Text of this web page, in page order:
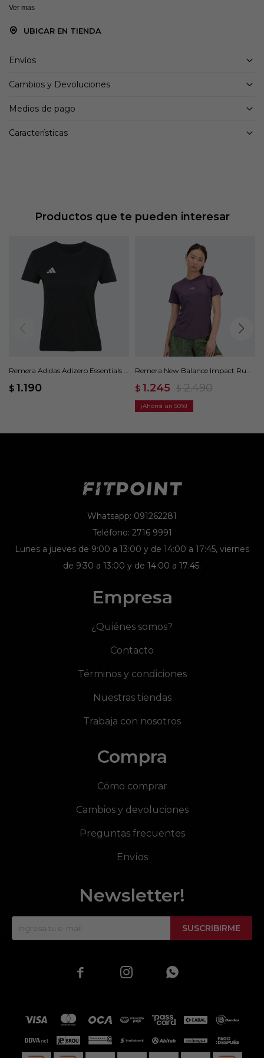
Ver mas
UBICAR EN TIENDA
Envíos
Cambios y Devoluciones
Medios de pago
Características
Productos que te pueden interesar
Remera Adidas Adizero Essentials -
$ 1.190
Remera New Balance Impact Run
$ 1.245 $ 2.490
50
Whatsapp: 091262281
Teléfono: 2716 9991
Lunes a jueves de 9:00 a 13:00 y de 14:00 a 17:45, viernes
de 9:30 a 13:00 y de 14:00 a 17:45.
Empresa
¿Quiénes somos?
Contacto
Términos y condiciones
Nuestras tiendas
Trabaja con nosotros
Compra
Cómo comprar
Cambios y devoluciones
Preguntas frecuentes
Envíos
Newsletter!
SUSCRIBIRME
  